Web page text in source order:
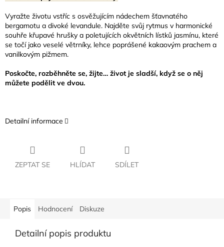
Vyražte životu vstříc s osvěžujícím nádechem šťavnatého
bergamotu a divoké levandule. Najděte svůj rytmus v harmonické
souhře křupavé hrušky a poletujících okvětních lístků jasmínu, které
se točí jako veselé větrníky, lehce poprášené kakaovým prachem a
vanilkovým pižmem.
Poskočte, rozběhněte se, žijte… život je sladší, když se o něj
můžete podělit ve dvou.
Detailní informace
ZEPTAT SE HLÍDAT SDÍLET
Popis Hodnocení Diskuze
Detailní popis produktu